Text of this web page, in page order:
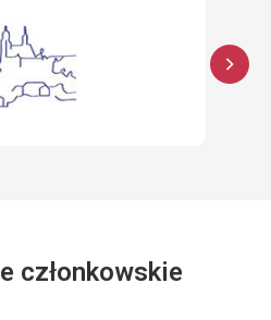
członkowskie